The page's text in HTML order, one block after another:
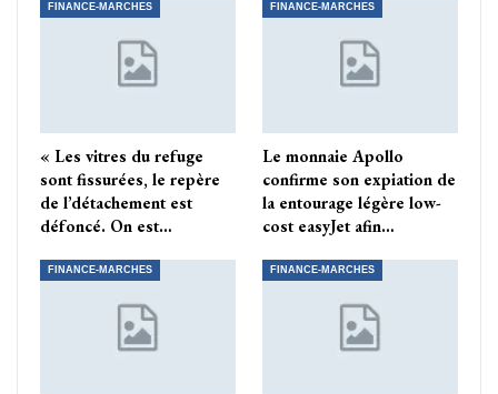
FINANCE-MARCHES
« Les vitres du refuge
sont fissurées, le repère
de l’détachement est
défoncé. On est…
FINANCE-MARCHES
Le monnaie Apollo
confirme son expiation de
la entourage légère low-
cost easyJet afin…
FINANCE-MARCHES FINANCE-MARCHES